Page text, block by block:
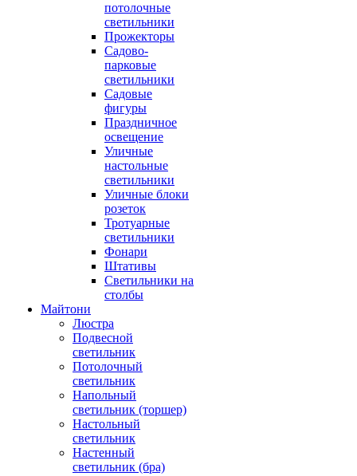
потолочные
светильники
Прожекторы
Садово-
парковые
светильники
Садовые
фигуры
Праздничное
освещение
Уличные
настольные
светильники
Уличные блоки
розеток
Тротуарные
светильники
Фонари
Штативы
Светильники на
столбы
Майтони
Люстра
Подвесной
светильник
Потолочный
светильник
Напольный
светильник (торшер)
Настольный
светильник
Настенный
светильник (бра)